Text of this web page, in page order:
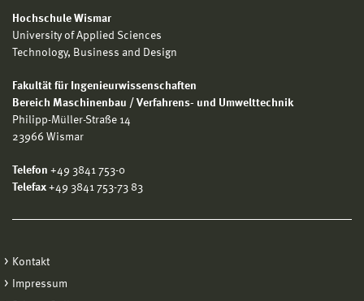
Hochschule Wismar
University of Applied Sciences
Technology, Business and Design
Fakultät für Ingenieurwissenschaften
Bereich Maschinenbau / Verfahrens- und Umwelttechnik
Philipp-Müller-Straße 14
23966 Wismar
Telefon +49 3841 753-0
Telefax +49 3841 753-73 83
Kontakt
Impressum